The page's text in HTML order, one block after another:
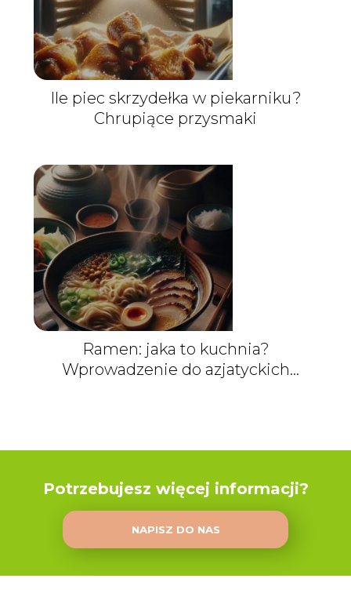
Ile piec skrzydełka w piekarniku?
Chrupiące przysmaki
Ramen: jaka to kuchnia?
Wprowadzenie do azjatyckich
Potrzebujesz więcej informacji?
NAPISZ DO NAS